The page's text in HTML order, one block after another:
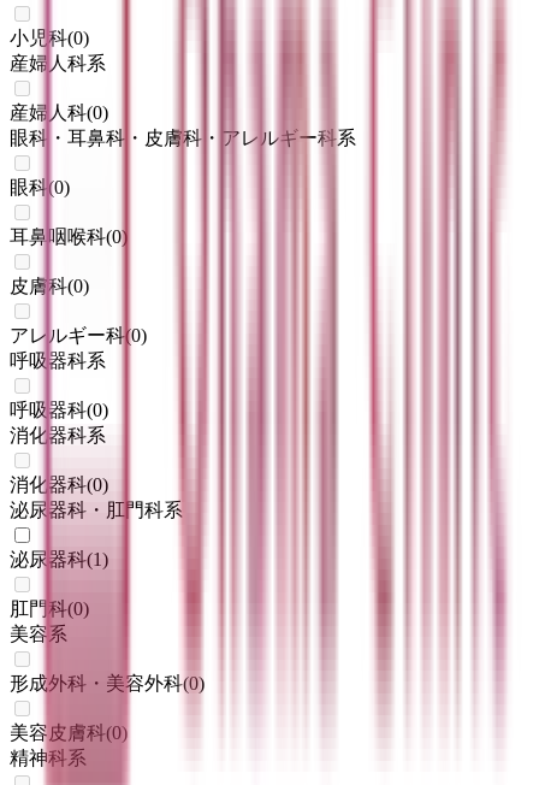
小児科(0)
産婦人科系
産婦人科(0)
眼科・耳鼻科・皮膚科・アレルギー科系
眼科(0)
耳鼻咽喉科(0)
皮膚科(0)
アレルギー科(0)
呼吸器科系
呼吸器科(0)
消化器科系
消化器科(0)
泌尿器科・肛門科系
泌尿器科(1)
肛門科(0)
美容系
形成外科・美容外科(0)
美容皮膚科(0)
精神科系